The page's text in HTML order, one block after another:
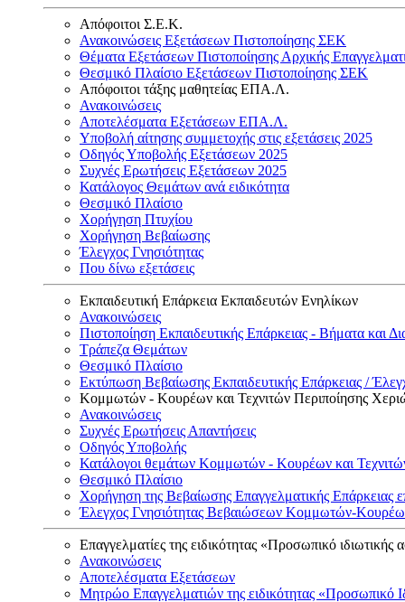
Απόφοιτοι Σ.Ε.Κ.
Ανακοινώσεις Εξετάσεων Πιστοποίησης ΣΕΚ
Θέματα Εξετάσεων Πιστοποίησης Αρχικής
Θεσμικό Πλαίσιο Εξετάσεων Πιστοποίησης ΣΕΚ
Απόφοιτοι τάξης μαθητείας ΕΠΑ.Λ.
Ανακοινώσεις
Αποτελέσματα Εξετάσεων ΕΠΑ.Λ.
Υποβολή αίτησης συμμετοχής στις εξετάσεις 2025
Οδηγός Υποβολής Εξετάσεων 2025
Συχνές Ερωτήσεις Εξετάσεων 2025
Κατάλογος Θεμάτων ανά ειδικότητα
Θεσμικό Πλαίσιο
Χορήγηση Πτυχίου
Χορήγηση Βεβαίωσης
Έλεγχος Γνησιότητας
Που δίνω εξετάσεις
Εκπαιδευτική Επάρκεια Εκπαιδευτών Ενηλίκων
Ανακοινώσεις
Πιστοποίηση Εκπαιδευτικής Επάρκειας - Βήματα και
Τράπεζα Θεμάτων
Θεσμικό Πλαίσιο
Εκτύπωση Βεβαίωσης Εκπαιδευτικής Επάρκειας /
Κομμωτών - Κουρέων και Τεχνιτών Περιποίησης
Ανακοινώσεις
Συχνές Ερωτήσεις Απαντήσεις
Οδηγός Υποβολής
Κατάλογοι θεμάτων Κομμωτών - Κουρέων και
Θεσμικό Πλαίσιο
Χορήγηση της Βεβαίωσης Επαγγελματικής
Έλεγχος Γνησιότητας Βεβαιώσεων Κομμωτών-
Επαγγελματίες της ειδικότητας «Προσωπικό ιδιωτικής
Ανακοινώσεις
Αποτελέσματα Εξετάσεων
Μητρώο Επαγγελματιών της ειδικότητας «Προσωπικό